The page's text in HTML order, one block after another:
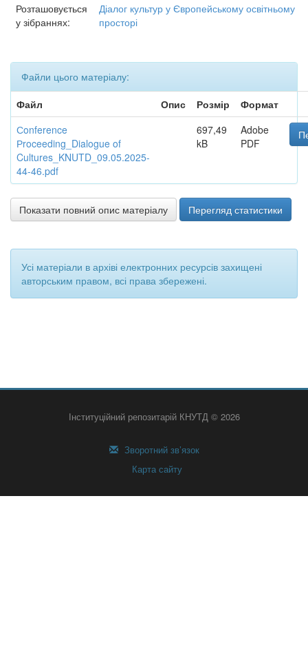
Розташовується
у зібраннях:
Діалог культур у Європейському освітньому
просторі
Файли цього матеріалу:
Файл
Опис Розмір
Формат
Сonference
Рroceeding_Dialogue of
Cultures_KNUTD_09.05.2025-
44-46.pdf
697,49
kB
Adobe
PDF
Показати повний опис матеріалу Перегляд статистики
Усі матеріали в архіві електронних ресурсів захищені
авторським правом, всі права збережені.
Інституційний репозитарій КНУТД © 2026
Зворотний зв’язок
Карта сайту